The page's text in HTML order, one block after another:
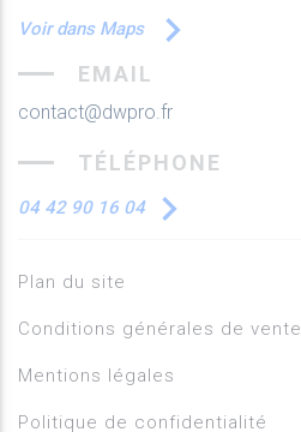
Voir dans Maps
EMAIL
contact@dwpro.fr
TÉLÉPHONE
04 42 90 16 04
Plan du site
Conditions générales de vente
Mentions légales
Politique de confidentialité